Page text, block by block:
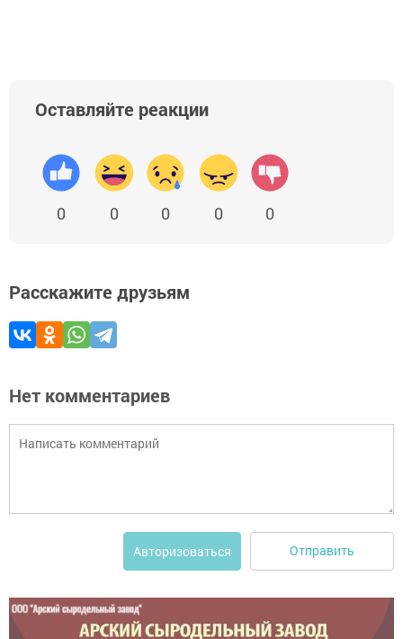
Оставляйте реакции
0 0 0 0 0
Расскажите друзьям
Нет комментариев
Авторизоваться Отправить